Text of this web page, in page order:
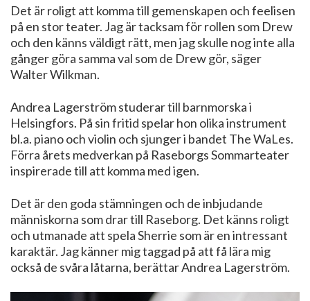
Det är roligt att komma till gemenskapen och feelisen
på en stor teater. Jag är tacksam för rollen som Drew
och den känns väldigt rätt, men jag skulle nog inte alla
gånger göra samma val som de Drew gör, säger
Walter Wilkman.
Andrea Lagerström studerar till barnmorska i
Helsingfors. På sin fritid spelar hon olika instrument
bl.a. piano och violin och sjunger i bandet The WaLes.
Förra årets medverkan på Raseborgs Sommarteater
inspirerade till att komma med igen.
Det är den goda stämningen och de inbjudande
människorna som drar till Raseborg. Det känns roligt
och utmanade att spela Sherrie som är en intressant
karaktär. Jag känner mig taggad på att få lära mig
också de svåra låtarna, berättar Andrea Lagerström.